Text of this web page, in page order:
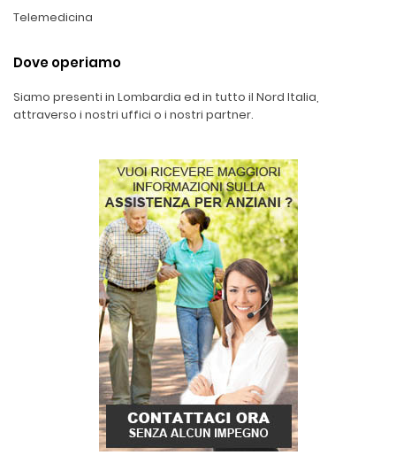
Telemedicina
Dove operiamo
Siamo presenti in Lombardia ed in tutto il Nord Italia,
attraverso i nostri uffici o i nostri partner.